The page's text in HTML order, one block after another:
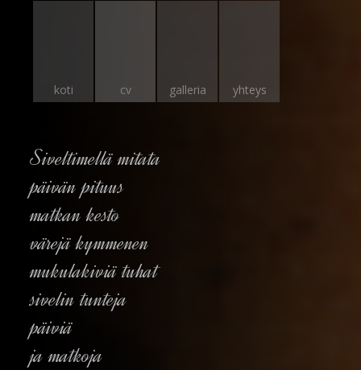
koti cv galleria yhteys
Siveltimellä mitata
päivän pituus
matkan kesto
värejä kymmenen
mukulakiviä tuhat
sivelin tunteja
päiviä
ja matkoja